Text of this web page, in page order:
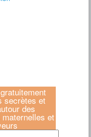
secrètes et
des
et